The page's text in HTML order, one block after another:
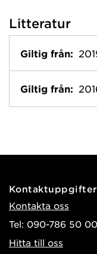
Litteratur
Giltig från:
Giltig från:
Kontaktuppgifter
Kontakta oss
Tel: 090-786 50 00
Hitta till oss